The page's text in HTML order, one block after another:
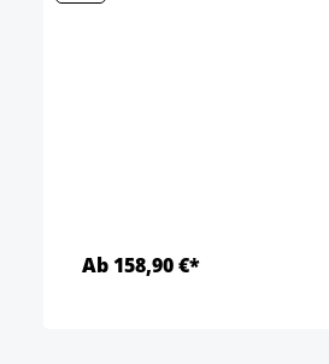
Ab 158,90 €*